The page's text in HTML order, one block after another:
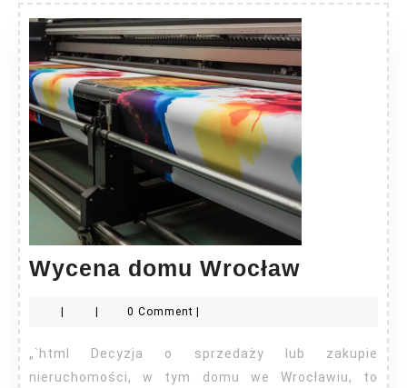
Wycena domu WrocławWycena
Wrocław
0 Comment
„`html Decyzja o sprzedaży lub zakupie
nieruchomości, w tym domu we Wrocławiu, to